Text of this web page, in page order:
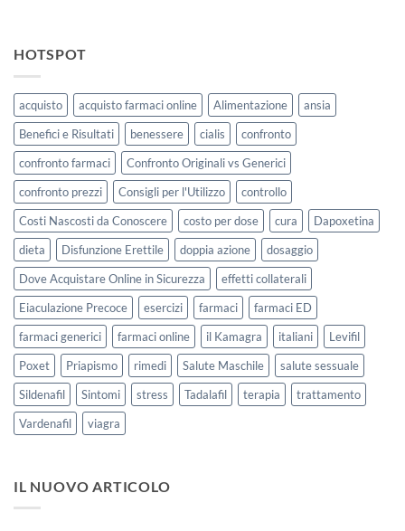
HOTSPOT
acquisto acquisto farmaci online Alimentazione
ansia
Benefici e Risultati
benessere cialis
confronto
confronto farmaci
Confronto Originali vs Generici
confronto prezzi
Consigli per l'Utilizzo
controllo
Costi Nascosti da Conoscere
costo per dose cura
Dapoxetina
dieta
Disfunzione Erettile doppia azione
dosaggio
Dove Acquistare Online in Sicurezza
effetti collaterali
Eiaculazione Precoce
esercizi farmaci
farmaci ED
farmaci generici
farmaci online il Kamagra italiani
Levifil
Poxet
Priapismo rimedi Salute Maschile
salute sessuale
Sildenafil
Sintomi stress Tadalafil terapia
trattamento
Vardenafil
viagra
IL NUOVO ARTICOLO